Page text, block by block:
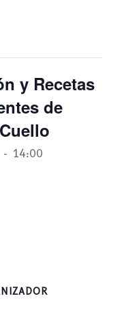
y Recetas
de
- 14:00